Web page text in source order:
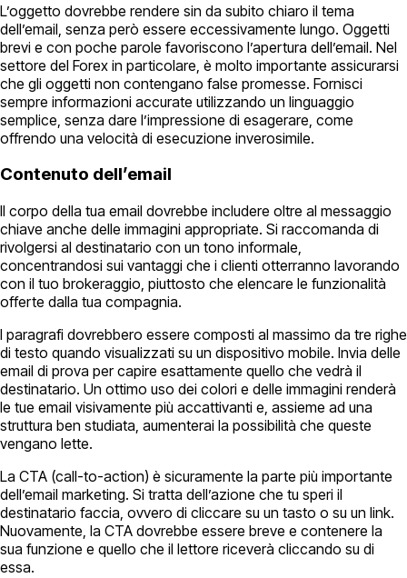
L’oggetto dovrebbe rendere sin da subito chiaro il tema
dell’email, senza però essere eccessivamente lungo. Oggetti
brevi e con poche parole favoriscono l’apertura dell’email. Nel
settore del Forex in particolare, è molto importante assicurarsi
che gli oggetti non contengano false promesse. Fornisci
sempre informazioni accurate utilizzando un linguaggio
semplice, senza dare l’impressione di esagerare, come
offrendo una velocità di esecuzione inverosimile.
Contenuto dell’email
Il corpo della tua email dovrebbe includere oltre al messaggio
chiave anche delle immagini appropriate. Si raccomanda di
rivolgersi al destinatario con un tono informale,
concentrandosi sui vantaggi che i clienti otterranno lavorando
con il tuo brokeraggio, piuttosto che elencare le funzionalità
offerte dalla tua compagnia.
I paragrafi dovrebbero essere composti al massimo da tre righe
di testo quando visualizzati su un dispositivo mobile. Invia delle
email di prova per capire esattamente quello che vedrà il
destinatario. Un ottimo uso dei colori e delle immagini renderà
le tue email visivamente più accattivanti e, assieme ad una
struttura ben studiata, aumenterai la possibilità che queste
vengano lette.
La CTA (call-to-action) è sicuramente la parte più importante
dell’email marketing. Si tratta dell’azione che tu speri il
destinatario faccia, ovvero di cliccare su un tasto o su un link.
Nuovamente, la CTA dovrebbe essere breve e contenere la
sua funzione e quello che il lettore riceverà cliccando su di
essa.